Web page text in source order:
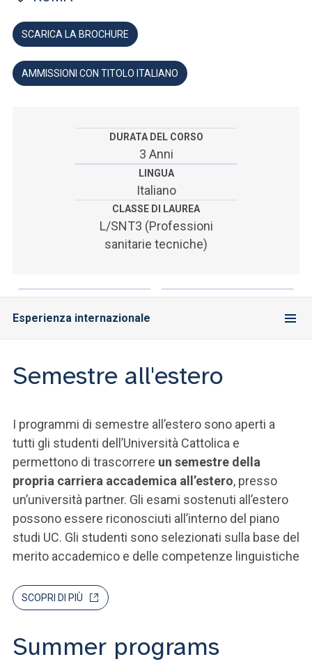
SEI UN DOCENTE O UN MEMBRO DELLO STAFF
ACCEDI A CLOUDMAIL
SCARICA LA BROCHURE
AMMISSIONI CON TITOLO ITALIANO
DURATA DEL CORSO
3 Anni
LINGUA
Italiano
CLASSE DI LAUREA
L/SNT3 (Professioni
sanitarie tecniche)
Esperienza internazionale
Semestre all'estero
I programmi di semestre all’estero sono aperti a
tutti gli studenti dell’Università Cattolica e
permettono di trascorrere un semestre della
propria carriera accademica all’estero, presso
un’università partner. Gli esami sostenuti all’estero
possono essere riconosciuti all’interno del piano
studi UC. Gli studenti sono selezionati sulla base del
merito accademico e delle competenze linguistiche
SCOPRI DI PIÙ
Summer programs